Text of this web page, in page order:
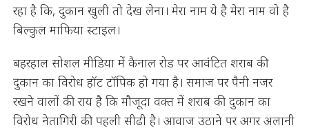
रहा है कि, दुकान खुली तो देख लेना। मेरा नाम ये है मेरा नाम वो है
बिल्कुल माफिया स्टाइल।
बहरहाल सोशल मीडिया में कैनाल रोड पर आवंटित शराब की
दुकान का विरोध हॉट टॉपिक हो गया है। समाज पर पैनी नजर
रखने वालों की राय है कि मौजूदा वक्त में शराब की दुकान का
विरोध नेतागिरी की पहली सीढी है। आवाज उठाने पर अगर अलानी